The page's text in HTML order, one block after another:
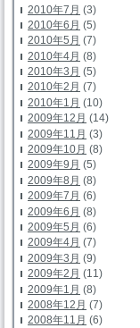
2010年7月 (3)
2010年6月 (5)
2010年5月 (7)
2010年4月 (8)
2010年3月 (5)
2010年2月 (7)
2010年1月 (10)
2009年12月 (14)
2009年11月 (3)
2009年10月 (8)
2009年9月 (5)
2009年8月 (8)
2009年7月 (6)
2009年6月 (8)
2009年5月 (6)
2009年4月 (7)
2009年3月 (9)
2009年2月 (11)
2009年1月 (8)
2008年12月 (7)
2008年11月 (6)